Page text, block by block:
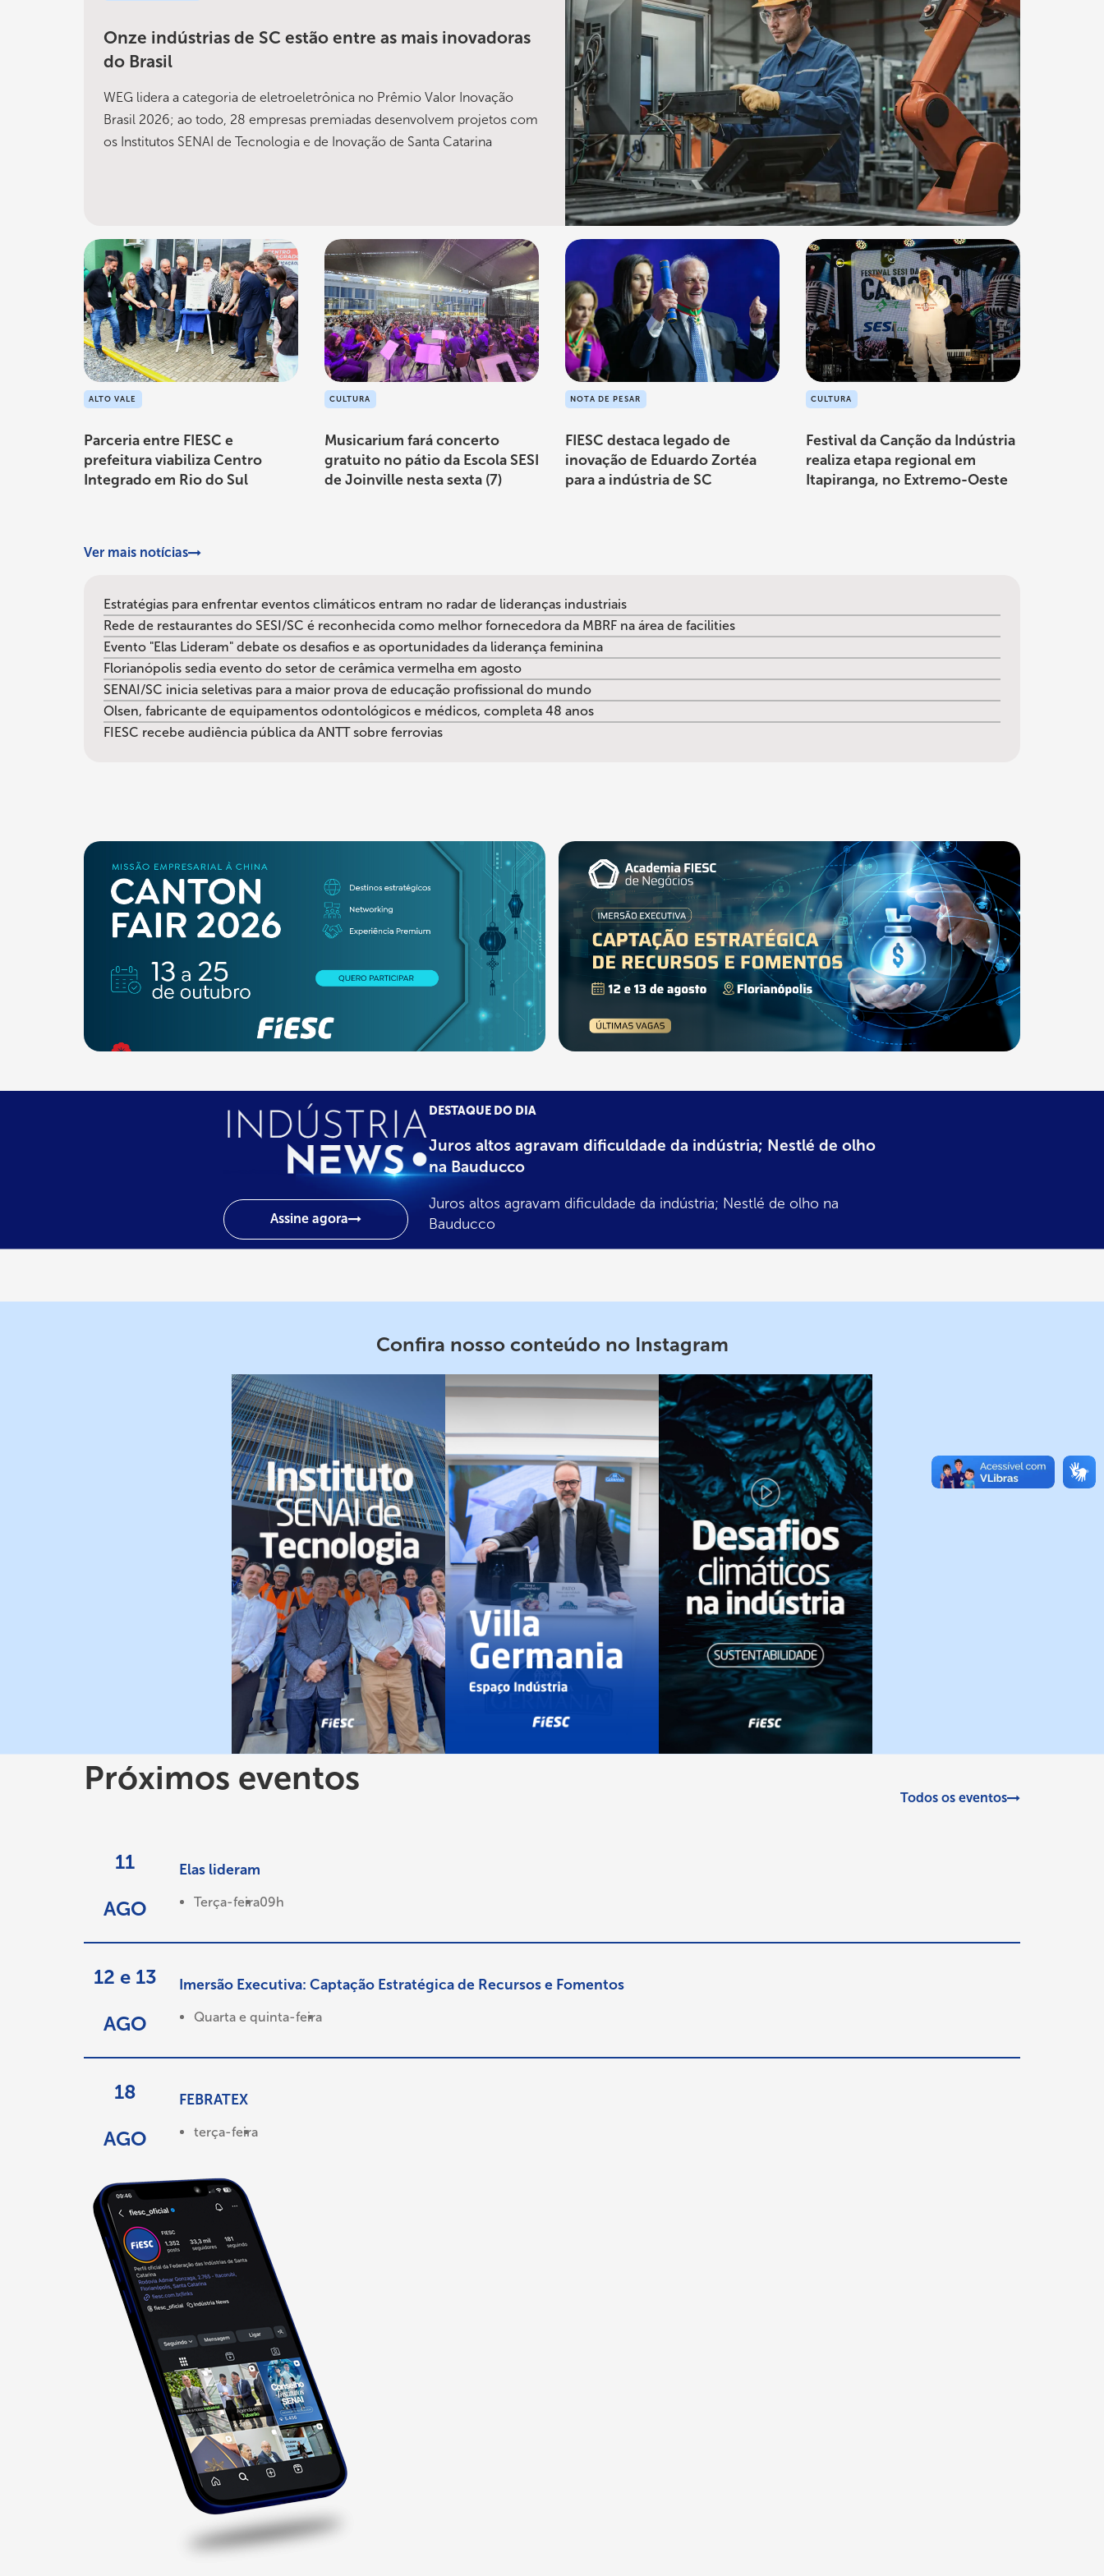
Onze indústrias de SC estão entre as mais inovadoras
do Brasil
WEG lidera a categoria de eletroeletrônica no Prêmio Valor Inovação
Brasil 2026; ao todo, 28 empresas premiadas desenvolvem projetos com
os Institutos SENAI de Tecnologia e de Inovação de Santa Catarina
ALTO VALE
Parceria entre FIESC e
prefeitura viabiliza Centro
Integrado em Rio do Sul
CULTURA
Musicarium fará concerto
gratuito no pátio da Escola SESI
de Joinville nesta sexta (7)
NOTA DE PESAR
FIESC destaca legado de
inovação de Eduardo Zortéa
para a indústria de SC
CULTURA
Festival da Canção da Indústria
realiza etapa regional em
Itapiranga, no Extremo-Oeste
Ver mais notícias
Estratégias para enfrentar eventos climáticos entram no radar de lideranças industriais
Rede de restaurantes do SESI/SC é reconhecida como melhor fornecedora da MBRF na área de facilities
Evento "Elas Lideram" debate os desafios e as oportunidades da liderança feminina
Florianópolis sedia evento do setor de cerâmica vermelha em agosto
SENAI/SC inicia seletivas para a maior prova de educação profissional do mundo
Olsen, fabricante de equipamentos odontológicos e médicos, completa 48 anos
FIESC recebe audiência pública da ANTT sobre ferrovias
Indústria
Assine agora
DESTAQUE DO DIA
Juros altos agravam dificuldade da indústria; Nestlé de olho
na Bauducco
Juros altos agravam dificuldade da indústria; Nestlé de olho na
Bauducco
Confira nosso conteúdo no Instagram
Próximos eventos Todos os eventos
11
AGO
Elas lideram
Terça-feira09h
12 e 13
AGO
Imersão Executiva: Captação Estratégica de Recursos e Fomentos
Quarta e quinta-feira
18
AGO
FEBRATEX
terça-feira